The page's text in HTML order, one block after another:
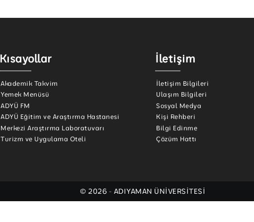
Kısayollar
Akademik Takvim
Yemek Menüsü
ADYÜ FM
ADYÜ Eğitim ve Araştırma Hastanesi
Merkezi Araştırma Laboratuvarı
Turizm ve Uygulama Oteli
İletişim
İletişim Bilgileri
Ulaşım Bilgileri
Sosyal Medya
Kişi Rehberi
Bilgi Edinme
Çözüm Hattı
© 2026 - ADIYAMAN ÜNİVERSİTESİ